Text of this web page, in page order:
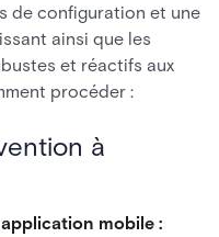
de configuration et une
ainsi que les
et réactifs aux
procéder :
à
mobile :